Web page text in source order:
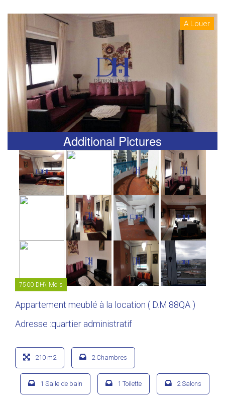
A Louer
Additional Pictures
7500 DH\ Mois
Appartement meublé à la location ( D.M.88QA )
Adresse :quartier administratif
210 m2 2 Chambres
1 Salle de bain 1 Toilette 2 Salons